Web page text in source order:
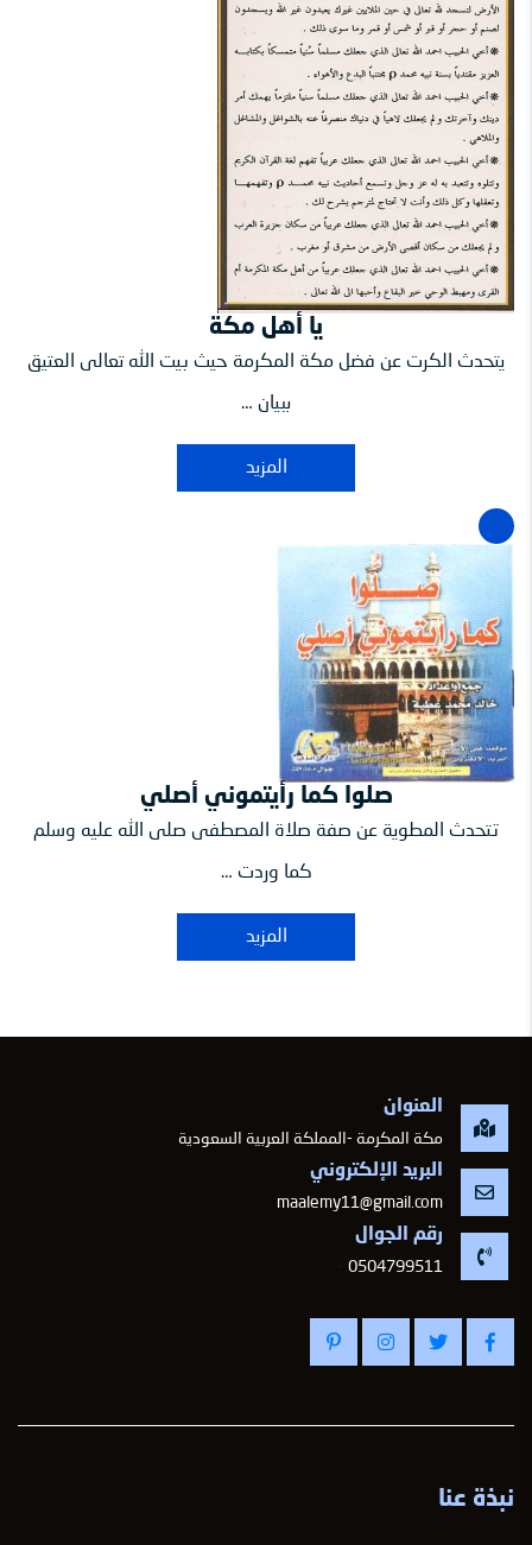
يا أهل مكة
يتحدث الكرت عن فضل مكة المكرمة حيث بيت الله تعالى العتيق
ببيان …
المزيد
صلوا كما رأيتموني أصلي
تتحدث المطوية عن صفة صلاة المصطفى صلى الله عليه وسلم
كما وردت …
المزيد
العنوان
مكة المكرمة -المملكة العربية السعودية
البريد الإلكتروني
maalemy11@gmail.com
رقم الجوال
0504799511
-
نبذة عنا